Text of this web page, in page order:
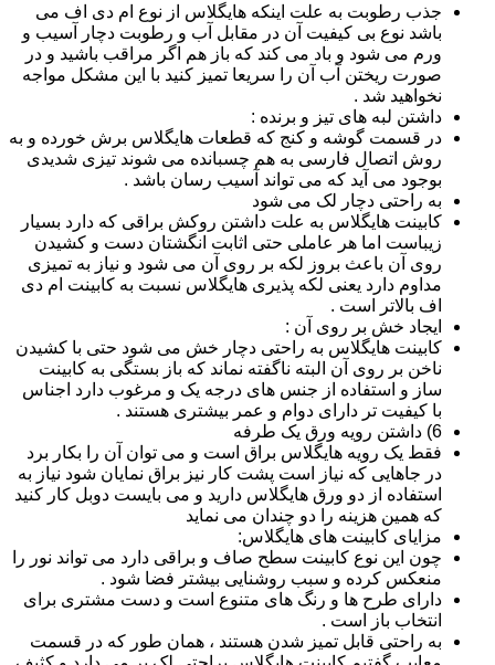
جذب رطوبت به علت اینکه هایگلاس از نوع ام دی اف می
باشد نوع بی کیفیت آن در مقابل آب و رطوبت دچار آسیب و
ورم می شود و باد می کند که باز هم اگر مراقب باشید و در
صورت ریختن آب آن را سریعا تمیز کنید با این مشکل مواجه
نخواهید شد .
داشتن لبه های تیز و برنده :
در قسمت گوشه و کنج که قطعات هایگلاس برش خورده و به
روش اتصال فارسی به هم چسبانده می شوند تیزی شدیدی
بوجود می آید که می تواند آسیب رسان باشد .
به راحتی دچار لک می شود
کابینت هایگلاس به علت داشتن روکش براقی که دارد بسیار
زیباست اما هر عاملی حتی اثابت انگشتان دست و کشیدن
روی آن باعث بروز لکه بر روی آن می شود و نیاز به تمیزی
مداوم دارد یعنی لکه پذیری هایگلاس نسبت به کابینت ام دی
اف بالاتر است .
ایجاد خش بر روی آن :
کابینت هایگلاس به راحتی دچار خش می شود حتی با کشیدن
ناخن بر روی آن البته ناگفته نماند که باز بستگی به کابینت
ساز و استفاده از جنس های درجه یک و مرغوب دارد اجناس
با کیفیت تر دارای دوام و عمر بیشتری هستند .
6) داشتن رویه ورق یک طرفه
فقط یک رویه هایگلاس براق است و می توان آن را بکار برد
در جاهایی که نیاز است پشت کار نیز براق نمایان شود نیاز به
استفاده از دو ورق هایگلاس دارید و می بایست دوبل کار کنید
که همین هزینه را دو چندان می نماید
مزایای کابینت های هایگلاس:
چون این نوع کابینت سطح صاف و براقی دارد می تواند نور را
منعکس کرده و سبب روشنایی بیشتر فضا شود .
دارای طرح ها و رنگ های متنوع است و دست مشتری برای
انتخاب باز است .
به راحتی قابل تمیز شدن هستند ، همان طور که در قسمت